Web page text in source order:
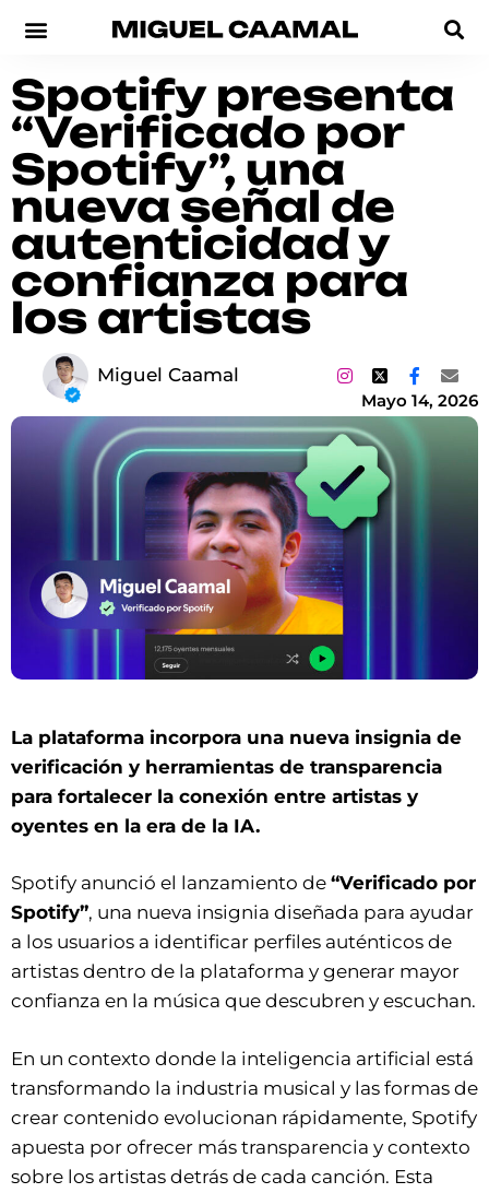
Spotify presenta
“Verificado por
Spotify”, una
nueva señal de
autenticidad y
confianza para
los artistas
Miguel Caamal
Mayo 14, 2026
La plataforma incorpora una nueva insignia de
verificación y herramientas de transparencia
para fortalecer la conexión entre artistas y
oyentes en la era de la IA.
Spotify anunció el lanzamiento de “Verificado por
Spotify”, una nueva insignia diseñada para ayudar
a los usuarios a identificar perfiles auténticos de
artistas dentro de la plataforma y generar mayor
confianza en la música que descubren y escuchan.
En un contexto donde la inteligencia artificial está
transformando la industria musical y las formas de
crear contenido evolucionan rápidamente, Spotify
apuesta por ofrecer más transparencia y contexto
sobre los artistas detrás de cada canción. Esta